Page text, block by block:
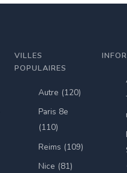
VILLES
POPULAIRES
Autre (120)
Paris 8e
(110)
Reims (109)
Nice (81)